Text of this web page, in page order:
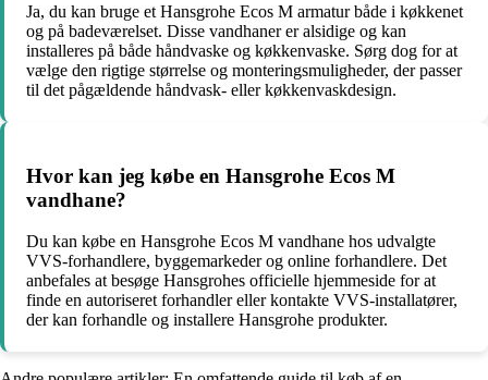
Ja, du kan bruge et Hansgrohe Ecos M armatur både i køkkenet
og på badeværelset. Disse vandhaner er alsidige og kan
installeres på både håndvaske og køkkenvaske. Sørg dog for at
vælge den rigtige størrelse og monteringsmuligheder, der passer
til det pågældende håndvask- eller køkkenvaskdesign.
Hvor kan jeg købe en Hansgrohe Ecos M
vandhane?
Du kan købe en Hansgrohe Ecos M vandhane hos udvalgte
VVS-forhandlere, byggemarkeder og online forhandlere. Det
anbefales at besøge Hansgrohes officielle hjemmeside for at
finde en autoriseret forhandler eller kontakte VVS-installatører,
der kan forhandle og installere Hansgrohe produkter.